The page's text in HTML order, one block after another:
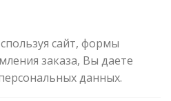
сайт, формы
заказа, Вы даете
данных.